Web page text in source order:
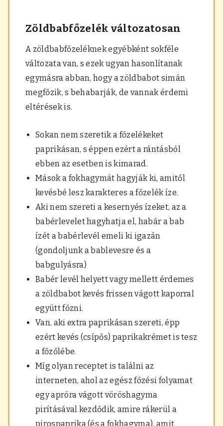
Zöldbabfőzelék változatosan
A zöldbabfőzeléknek egyébként sokféle
változata van, s ezek ugyan hasonlítanak
egymásra abban, hogy a zöldbabot simán
megfőzik, s behabarják, de vannak érdemi
eltérések is.
Sokan nem szeretik a főzelékeket
paprikásan, s éppen ezért a rántásból
ebben az esetben is kimarad.
Mások a fokhagymát hagyják ki, amitől
kevésbé lesz karakteres a főzelék íze.
Aki nem szereti a kesernyés ízeket, az a
babérlevelet hagyhatja el, habár a bab
ízét a babérlevél emeli ki igazán
(gondoljunk a bablevesre és a
babgulyásra)
Babér levél helyett vagy mellett érdemes
a zöldbabot kevés frissen vágott kaporral
együtt főzni.
Van, aki extra paprikásan szereti, épp
ezért kevés (csípős) paprikakrémet is tesz
a főzőlébe.
Míg olyan receptet is találni az
interneten, ahol az egész főzési folyamat
egy apróra vágott vöröshagyma
pirításával kezdődik, amire rákerül a
pirospaprika (és a fokhagyma), amit